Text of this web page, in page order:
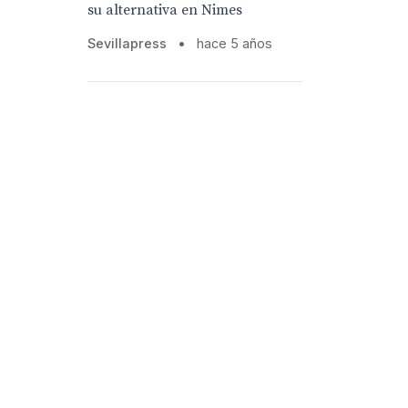
su alternativa en Nimes
Sevillapress • hace 5 años